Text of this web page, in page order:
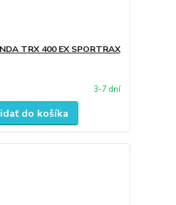
TRX 400 EX SPORTRAX
3-7 dní
do košíka